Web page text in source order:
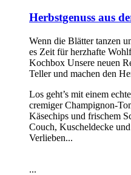
Herbstgenuss aus
Wenn die Blätter tanzen
es Zeit für herzhafte
Kochbox Unsere neuen
Teller und machen den
Los geht’s mit einem
cremiger Champignon-
Käsechips und frischem
Couch, Kuscheldecke
Verlieben...
...